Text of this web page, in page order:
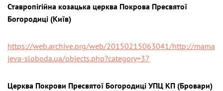
Ставропігійна козацька церква Покрова Пресвятої
Богородиці (Київ)
https://web.archive.org/web/20150215063041/http://mama
jeva-sloboda.ua/objects.php?category=37
Церква Покрови Пресвятої Богородиці УПЦ КП (Бровари)